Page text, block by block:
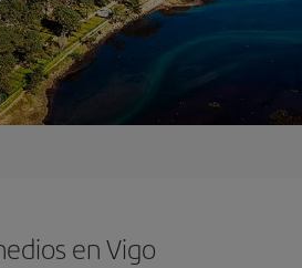
en Vigo